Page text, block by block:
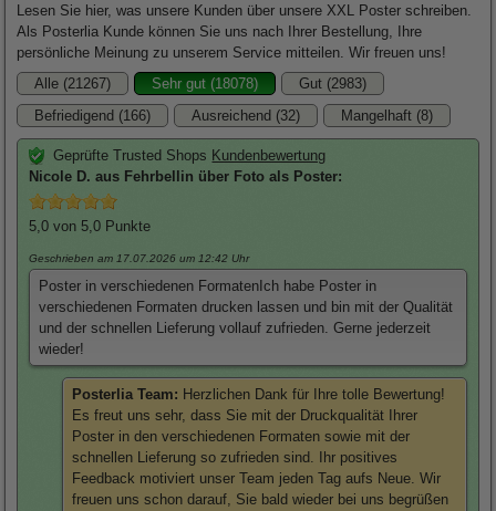
Lesen Sie hier, was unsere Kunden über unsere XXL Poster schreiben.
Als Posterlia Kunde können Sie uns nach Ihrer Bestellung, Ihre
persönliche Meinung zu unserem Service mitteilen. Wir freuen uns!
Alle (21267)
Sehr gut (18078)
Gut (2983)
Befriedigend (166)
Ausreichend (32) Mangelhaft (8)
Geprüfte Trusted Shops Kundenbewertung
Nicole D. aus Fehrbellin über Foto als Poster:
5,0 von 5,0 Punkte
Geschrieben am 17.07.2026 um 12:42 Uhr
Poster in verschiedenen FormatenIch habe Poster in
verschiedenen Formaten drucken lassen und bin mit der Qualität
und der schnellen Lieferung vollauf zufrieden. Gerne jederzeit
wieder!
Posterlia Team: Herzlichen Dank für Ihre tolle Bewertung!
Es freut uns sehr, dass Sie mit der Druckqualität Ihrer
Poster in den verschiedenen Formaten sowie mit der
schnellen Lieferung so zufrieden sind. Ihr positives
Feedback motiviert unser Team jeden Tag aufs Neue. Wir
freuen uns schon darauf, Sie bald wieder bei uns begrüßen